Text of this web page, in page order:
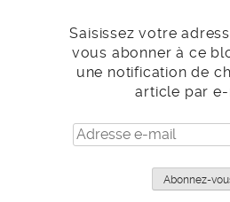
Saisissez votre
vous abonner à ce
une notification de
article par e-
Adresse
e-
Abonnez-